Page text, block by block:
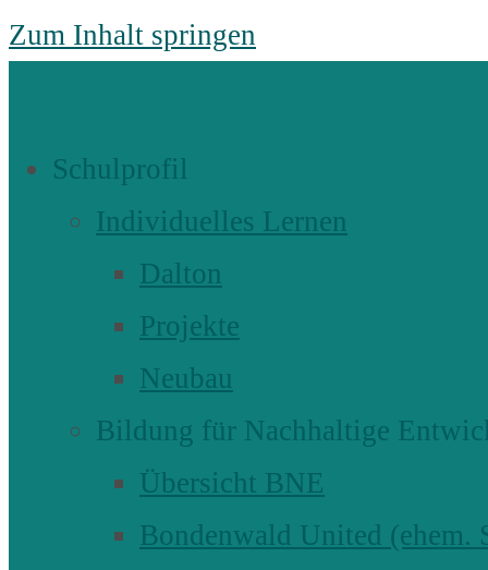
Zum Inhalt springen
Schulprofil
Individuelles Lernen
Dalton
Projekte
Neubau
Bildung für Nachhaltige
Übersicht BNE
Bondenwald United (ehem.